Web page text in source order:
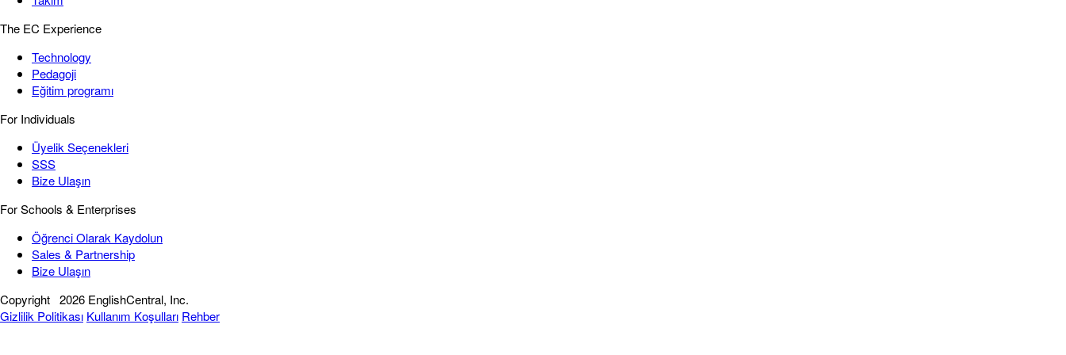
The EC Experience
Technology
Pedagoji
Eğitim programı
For Individuals
Üyelik Seçenekleri
SSS
Bize Ulaşın
For Schools & Enterprises
Öğrenci Olarak Kaydolun
Sales & Partnership
Bize Ulaşın
Copyright 2026 EnglishCentral, Inc.
Gizlilik Politikası Kullanım Koşulları Rehber